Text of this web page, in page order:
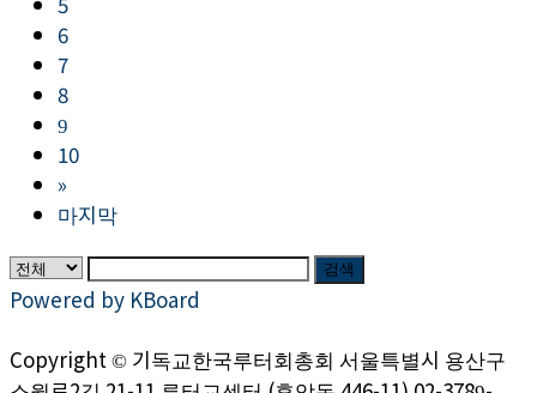
6
7
8
9
10
»
마지막
검색
Powered by KBoard
Copyright © 기독교한국루터회총회 서울특별시 용산구